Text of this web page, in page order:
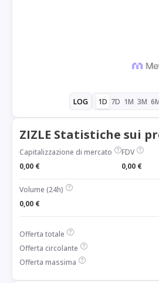
LOG 1D 7D 1M 3M
ZIZLE Statistiche sui
Capitalizzazione di mercato
0,00 €
FDV
0,00 €
Volume (24h)
0,00 €
Offerta totale
Offerta circolante
Offerta massima